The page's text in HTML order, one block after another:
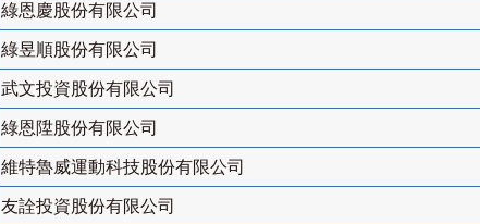
綠恩慶股份有限公司
綠昱順股份有限公司
武文投資股份有限公司
綠恩陞股份有限公司
維特魯威運動科技股份有限公司
友詮投資股份有限公司